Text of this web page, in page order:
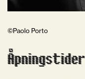
©Paolo Porto